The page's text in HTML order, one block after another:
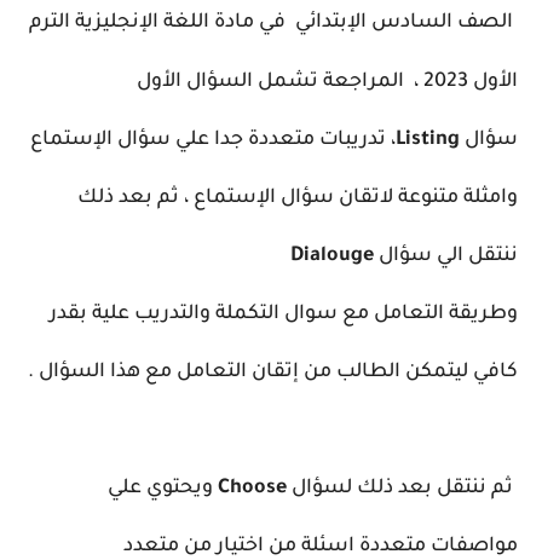
الصف السادس الإبتدائي في مادة اللغة الإنجليزية الترم
الأول 2023 ، المراجعة تشمل السؤال الأول
سؤال Listing، تدريبات متعددة جدا علي سؤال الإستماع
وامثلة متنوعة لاتقان سؤال الإستماع ، ثم بعد ذلك
ننتقل الي سؤال Dialouge
وطريقة التعامل مع سوال التكملة والتدريب علية بقدر
كافي ليتمكن الطالب من إتقان التعامل مع هذا السؤال .
ثم ننتقل بعد ذلك لسؤال Choose ويحتوي علي
مواصفات متعددة اسئلة من اختيار من متعدد